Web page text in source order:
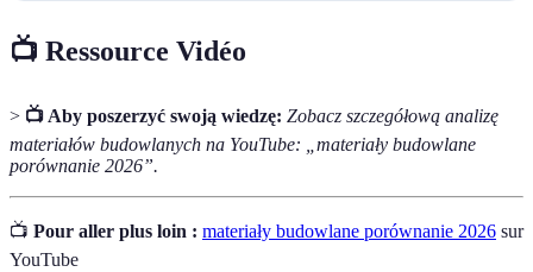
📺 Ressource Vidéo
> 📺 Aby poszerzyć swoją wiedzę: Zobacz szczegółową analizę
materiałów budowlanych na YouTube: „materiały budowlane
porównanie 2026”.
📺 Pour aller plus loin : materiały budowlane porównanie 2026 sur
YouTube